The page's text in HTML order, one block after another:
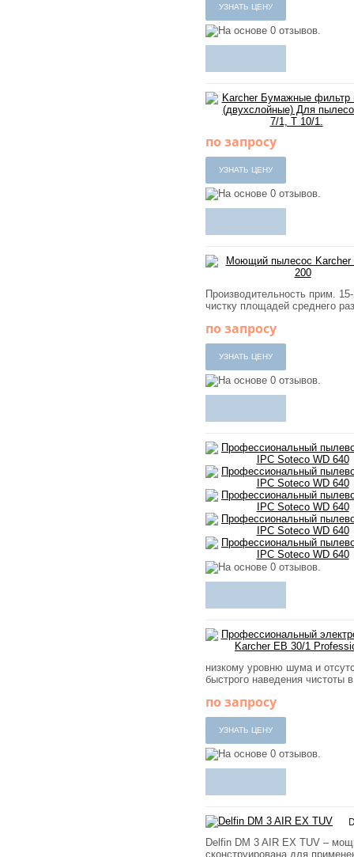
по запросу
Производительность прим.
чистку площадей среднего
по запросу
низкому уровню шума и
быстрого наведения
по запросу
Delfin DM 3 AIR EX TUV –
сконструирована для